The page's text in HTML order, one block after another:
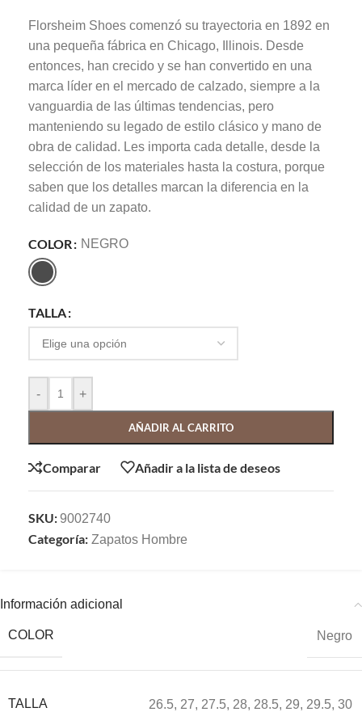
Florsheim Shoes comenzó su trayectoria en 1892 en
una pequeña fábrica en Chicago, Illinois. Desde
entonces, han crecido y se han convertido en una
marca líder en el mercado de calzado, siempre a la
vanguardia de las últimas tendencias, pero
manteniendo su legado de estilo clásico y mano de
obra de calidad. Les importa cada detalle, desde la
selección de los materiales hasta la costura, porque
saben que los detalles marcan la diferencia en la
calidad de un zapato.
COLOR NEGRO
TALLA
- +
AÑADIR AL CARRITO
Comparar Añadir a la lista de deseos
SKU:9002740
Categoría: Zapatos Hombre
Información adicional
COLOR Negro
TALLA 26.5, 27, 27.5, 28, 28.5, 29, 29.5, 30